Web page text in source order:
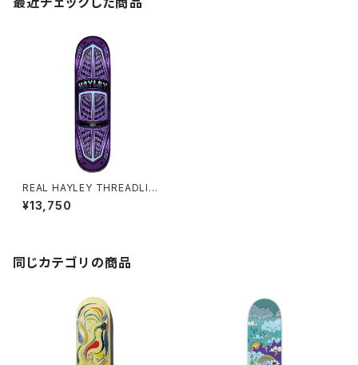
REAL HAYLEY THREADLINE
TRUE FIT 8.06インチ リアル
スケートボード ヘイリー・ウィル
¥13,750
同じカテゴリの商品